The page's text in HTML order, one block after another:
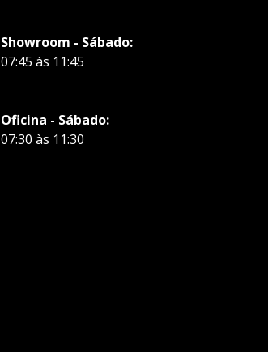
Showroom - Sábado:
07:45 às 11:45
Oficina - Sábado:
07:30 às 11:30